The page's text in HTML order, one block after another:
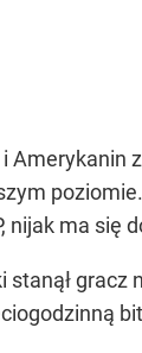
Amerykanin
nijak ma się
stanął